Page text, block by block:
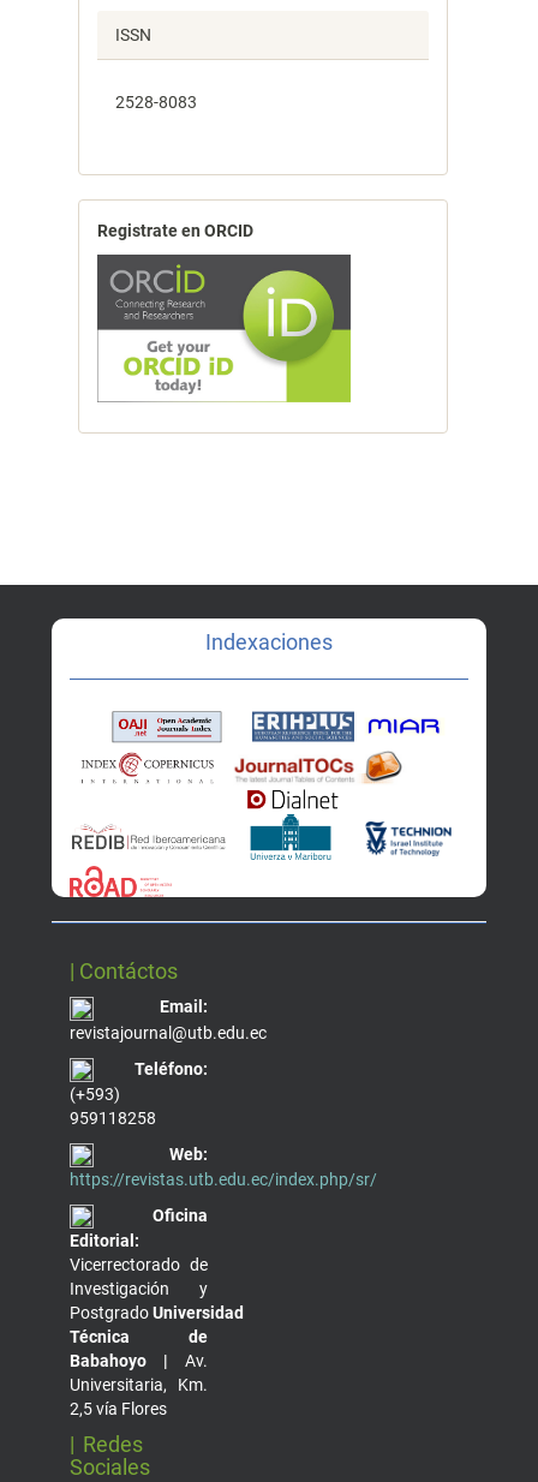
ISSN
2528-8083
Registrate en ORCID
Indexaciones
| Contáctos
Email:
revistajournal@utb.edu.ec
Teléfono:
(+593)
959118258
Web:
https://revistas.utb.edu.ec/index.php/sr/
Oficina
Editorial:
Vicerrectorado de
Investigación y
PostgradoUniversidad
Técnica de
Babahoyo | Av.
Universitaria, Km.
2,5 vía Flores
| Redes
Sociales